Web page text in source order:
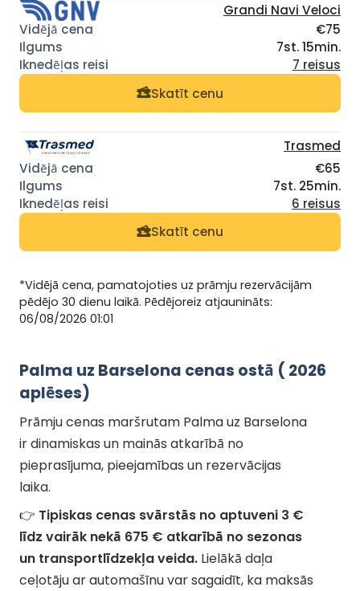
Grandi Navi Veloci
€75
7st. 15min.
7 reisus
Skatīt cenu
Trasmed
€65
7st. 25min.
6 reisus
Skatīt cenu
*Vidējā cena, pamatojoties uz prāmju rezervācijām
pēdējo 30 dienu laikā. Pēdējoreiz atjaunināts:
06/08/2026 01:01
Palma uz Barselona cenas ostā ( 2026
aplēses)
Prāmju cenas maršrutam Palma uz Barselona
ir dinamiskas un mainās atkarībā no
pieprasījuma, pieejamības un rezervācijas
laika.
👉 Tipiskas cenas svārstās no aptuveni 3 €
līdz vairāk nekā 675 € atkarībā no sezonas
un transportlīdzekļa veida. Lielākā daļa
ceļotāju ar automašīnu var sagaidīt, ka maksās